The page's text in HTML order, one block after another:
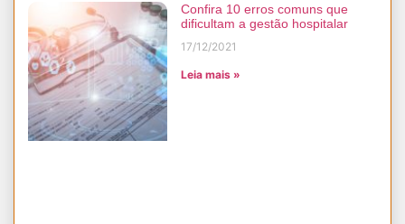
Confira 10 erros comuns que
dificultam a gestão hospitalar
17/12/2021
Leia mais »